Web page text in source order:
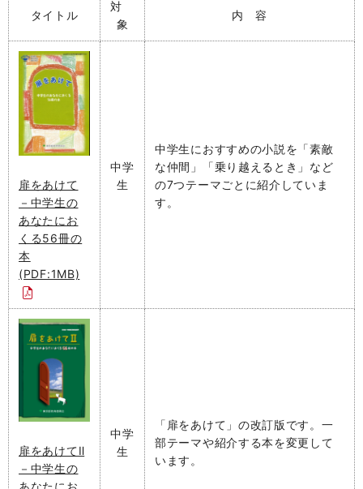
タイトル
対
象
内 容
扉をあけて
－中学生の
あなたにお
くる56冊の
本
(PDF:1MB)
中学
生
中学生におすすめの小説を「素敵
な仲間」「乗り越えるとき」など
の7つテーマごとに紹介していま
す。
扉をあけてⅡ
－中学生の
あなたにお
中学
生
「扉をあけて」の改訂版です。一
部テーマや紹介する本を変更して
います。